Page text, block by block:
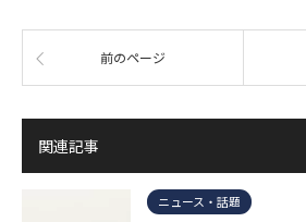
前のページ
関連記事
ニュース・話題